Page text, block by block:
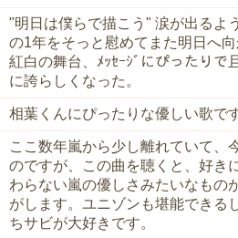
"明日は僕らで描こう" 涙が出るよ
の1年をそっと慰めてまた明日へ向
紅白の舞台、ﾒｯｾｰｼﾞにぴったりで
に誇らしくなった。
相葉くんにぴったりな優しい歌で
ここ数年嵐から少し離れていて、
のですが、この曲を聴くと、好き
わらない嵐の優しさみたいなもの
がします。ユニゾンも堪能できる
ちサビが大好きです。